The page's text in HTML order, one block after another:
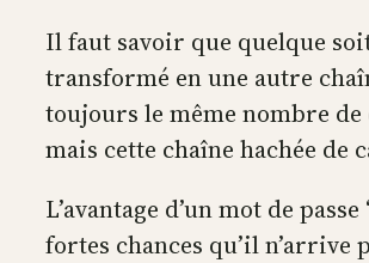
Il faut savoir que quelque
transformé en une autre
toujours le même nombre de
mais cette chaîne hachée de
L’avantage d’un mot de
fortes chances qu’il n’arrive